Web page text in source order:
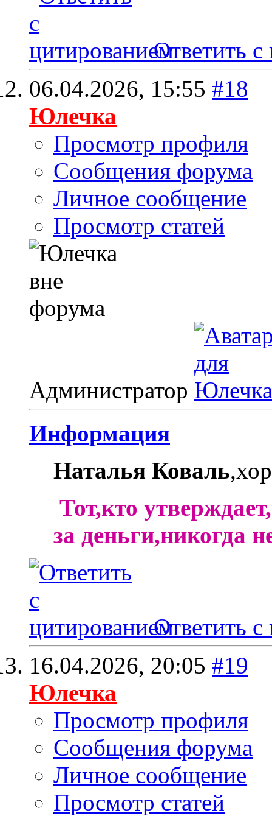
Ответить с
06.04.2026, 15:55 #18
Юлечка
Просмотр профиля
Сообщения форума
Личное сообщение
Просмотр статей
Администратор
Информация
Наталья Коваль
Тот,кто
за деньги,никогда
Ответить с
16.04.2026, 20:05 #19
Юлечка
Просмотр профиля
Сообщения форума
Личное сообщение
Просмотр статей